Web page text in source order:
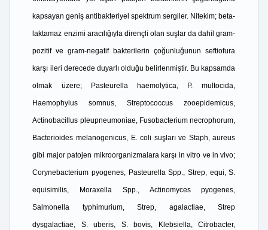
kapsayan geniş antibakteriyel spektrum sergiler. Nitekim; beta-
laktamaz enzimi aracılığıyla dirençli olan suşlar da dahil gram-
pozitif ve gram-negatif bakterilerin çoğunluğunun seftiofura
karşı ileri derecede duyarlı olduğu belirlenmiştir. Bu kapsamda
olmak üzere; Pasteurella haemolytica, P. multocida,
Haemophylus somnus, Streptococcus zooepidemicus,
Actinobacillus pleupneumoniae, Fusobacterium necrophorum,
Bacterioides melanogenicus, E. coli suşları ve Staph, aureus
gibi major patojen mikroorganizmalara karşı in vitro ve in vivo;
Corynebacterium pyogenes, Pasteurella Spp., Strep, equi, S.
equisimilis, Moraxella Spp., Actinomyces pyogenes,
Salmonella typhimurium, Strep, agalactiae, Strep
dysgalactiae, S. uberis, S. bovis, Klebsiella, Citrobacter,